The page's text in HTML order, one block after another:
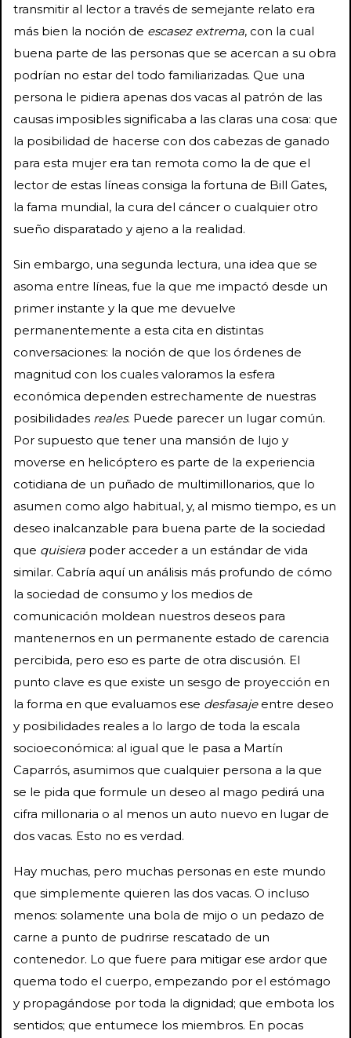
transmitir al lector a través de semejante relato era
más bien la noción de escasez extrema, con la cual
buena parte de las personas que se acercan a su obra
podrían no estar del todo familiarizadas. Que una
persona le pidiera apenas dos vacas al patrón de las
causas imposibles significaba a las claras una cosa: que
la posibilidad de hacerse con dos cabezas de ganado
para esta mujer era tan remota como la de que el
lector de estas líneas consiga la fortuna de Bill Gates,
la fama mundial, la cura del cáncer o cualquier otro
sueño disparatado y ajeno a la realidad.
Sin embargo, una segunda lectura, una idea que se
asoma entre líneas, fue la que me impactó desde un
primer instante y la que me devuelve
permanentemente a esta cita en distintas
conversaciones: la noción de que los órdenes de
magnitud con los cuales valoramos la esfera
económica dependen estrechamente de nuestras
posibilidades reales. Puede parecer un lugar común.
Por supuesto que tener una mansión de lujo y
moverse en helicóptero es parte de la experiencia
cotidiana de un puñado de multimillonarios, que lo
asumen como algo habitual, y, al mismo tiempo, es un
deseo inalcanzable para buena parte de la sociedad
que quisiera poder acceder a un estándar de vida
similar. Cabría aquí un análisis más profundo de cómo
la sociedad de consumo y los medios de
comunicación moldean nuestros deseos para
mantenernos en un permanente estado de carencia
percibida, pero eso es parte de otra discusión. El
punto clave es que existe un sesgo de proyección en
la forma en que evaluamos ese desfasaje entre deseo
y posibilidades reales a lo largo de toda la escala
socioeconómica: al igual que le pasa a Martín
Caparrós, asumimos que cualquier persona a la que
se le pida que formule un deseo al mago pedirá una
cifra millonaria o al menos un auto nuevo en lugar de
dos vacas. Esto no es verdad.
Hay muchas, pero muchas personas en este mundo
que simplemente quieren las dos vacas. O incluso
menos: solamente una bola de mijo o un pedazo de
carne a punto de pudrirse rescatado de un
contenedor. Lo que fuere para mitigar ese ardor que
quema todo el cuerpo, empezando por el estómago
y propagándose por toda la dignidad; que embota los
sentidos; que entumece los miembros. En pocas